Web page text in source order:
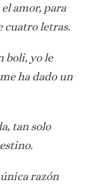
amor, para
cuatro letras.
boli, yo le
ha dado un
tan solo
razón